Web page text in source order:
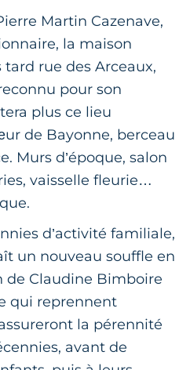
Martin Cazenave,
la maison
tard rue des Arceaux,
pour son
plus ce lieu
de Bayonne, berceau
Murs d’époque, salon
vaisselle fleurie…
d’activité familiale,
un nouveau souffle en
de Claudine Bimboire
qui reprennent
la pérennité
avant de